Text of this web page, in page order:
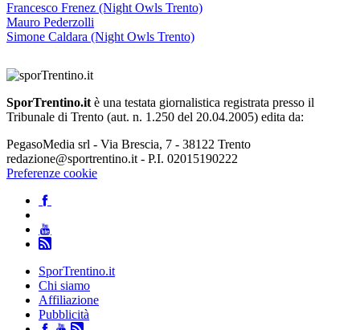
Francesco Frenez (Night Owls Trento)
Mauro Pederzolli
Simone Caldara (Night Owls Trento)
SporTrentino.it è una testata giornalistica registrata presso il
Tribunale di Trento (aut. n. 1.250 del 20.04.2005) edita da:
PegasoMedia srl - Via Brescia, 7 - 38122 Trento
redazione@sportrentino.it - P.I. 02015190222
Preferenze cookie
SporTrentino.it
Chi siamo
Affiliazione
Pubblicità